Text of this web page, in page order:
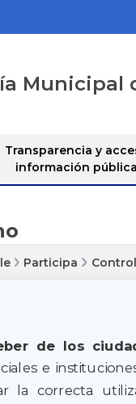
Municipal
Transparencia y
información pública
Participa
de los
e
la correcta